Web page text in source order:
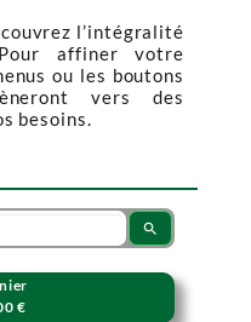
l’intégralité
affiner votre
ou les boutons
vers des
besoins.
search
€